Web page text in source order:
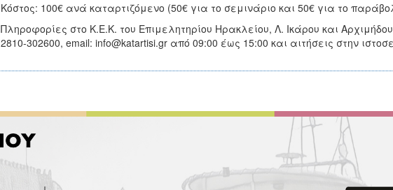
Κόστος: 100€ ανά καταρτιζόμενο (50€ για το σεμινάριο και 50€ για το
Πληροφορίες στο Κ.Ε.Κ. του Επιμελητηρίου Ηρακλείου, Λ. Ικάρου και
2810-302600, email: info@katartisi.gr από 09:00 έως 15:00 και αιτήσεις στην